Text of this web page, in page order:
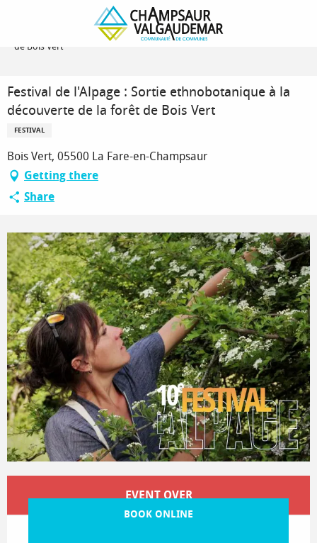
Festival de l'Alpage : Sortie ethnobotanique à la découverte de la forêt
de Bois Vert
Festival de l'Alpage : Sortie ethnobotanique à la
découverte de la forêt de Bois Vert
FESTIVAL
Bois Vert, 05500 La Fare-en-Champsaur
Getting there
Share
EVENT OVER
BOOK ONLINE